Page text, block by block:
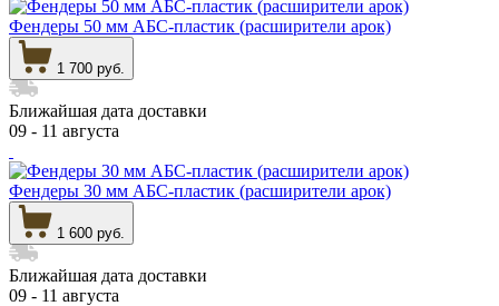
Фендеры 50 мм АБС-пластик (расширители арок)
1 700 руб.
Ближайшая дата доставки
09 - 11 августа
Фендеры 30 мм АБС-пластик (расширители арок)
1 600 руб.
Ближайшая дата доставки
09 - 11 августа